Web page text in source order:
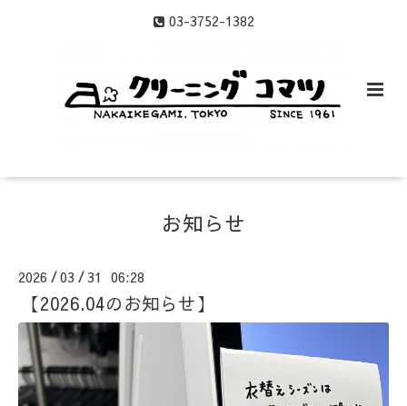
03-3752-1382
お知らせ
2026 /03 /31 06:28
【2026.04のお知らせ】